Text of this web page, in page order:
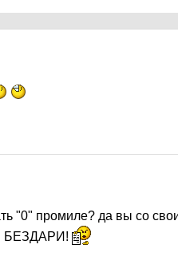
"0" промиле? да вы со
БЕЗДАРИ!